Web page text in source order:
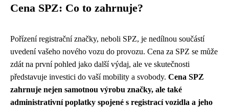
Cena SPZ: Co to zahrnuje?
Pořízení registrační značky, neboli SPZ, je nedílnou součástí
uvedení vašeho nového vozu do provozu. Cena za SPZ se může
zdát na první pohled jako další výdaj, ale ve skutečnosti
představuje investici do vaší mobility a svobody. Cena SPZ
zahrnuje nejen samotnou výrobu značky, ale také
administrativní poplatky spojené s registrací vozidla a jeho